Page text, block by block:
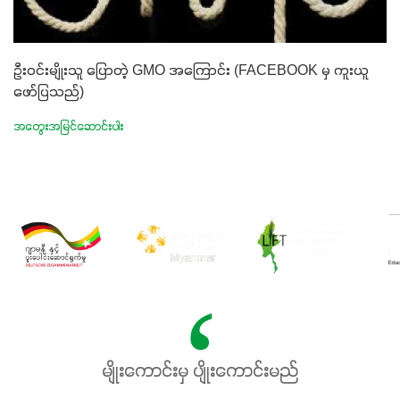
ဦးဝင်းမျိုးသူ ပြောတဲ့ GMO အကြောင်း (FACEBOOK မှ ကူးယူ
ဖော်ပြသည်)
အတွေးအမြင်ဆောင်းပါး
မျိုးကောင်းမှ ပျိုးကောင်းမည်